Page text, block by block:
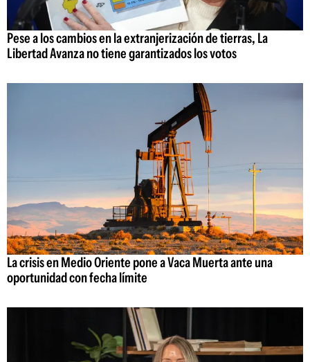
Pese a los cambios en la extranjerización de tierras, La
Libertad Avanza no tiene garantizados los votos
La crisis en Medio Oriente pone a Vaca Muerta ante una
oportunidad con fecha límite